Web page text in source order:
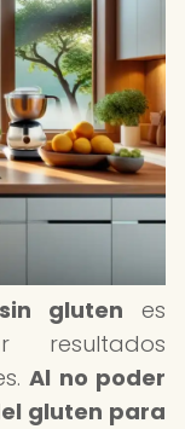
gluten es
resultados
Al no poder
gluten para